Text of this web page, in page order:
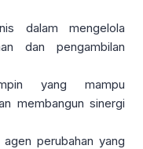
dalam mengelola
dan pengambilan
yang mampu
membangun sinergi
perubahan yang